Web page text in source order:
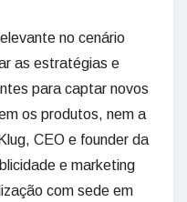
no cenário
as estratégias e
para captar novos
os produtos, nem a
CEO e founder da
e marketing
com sede em